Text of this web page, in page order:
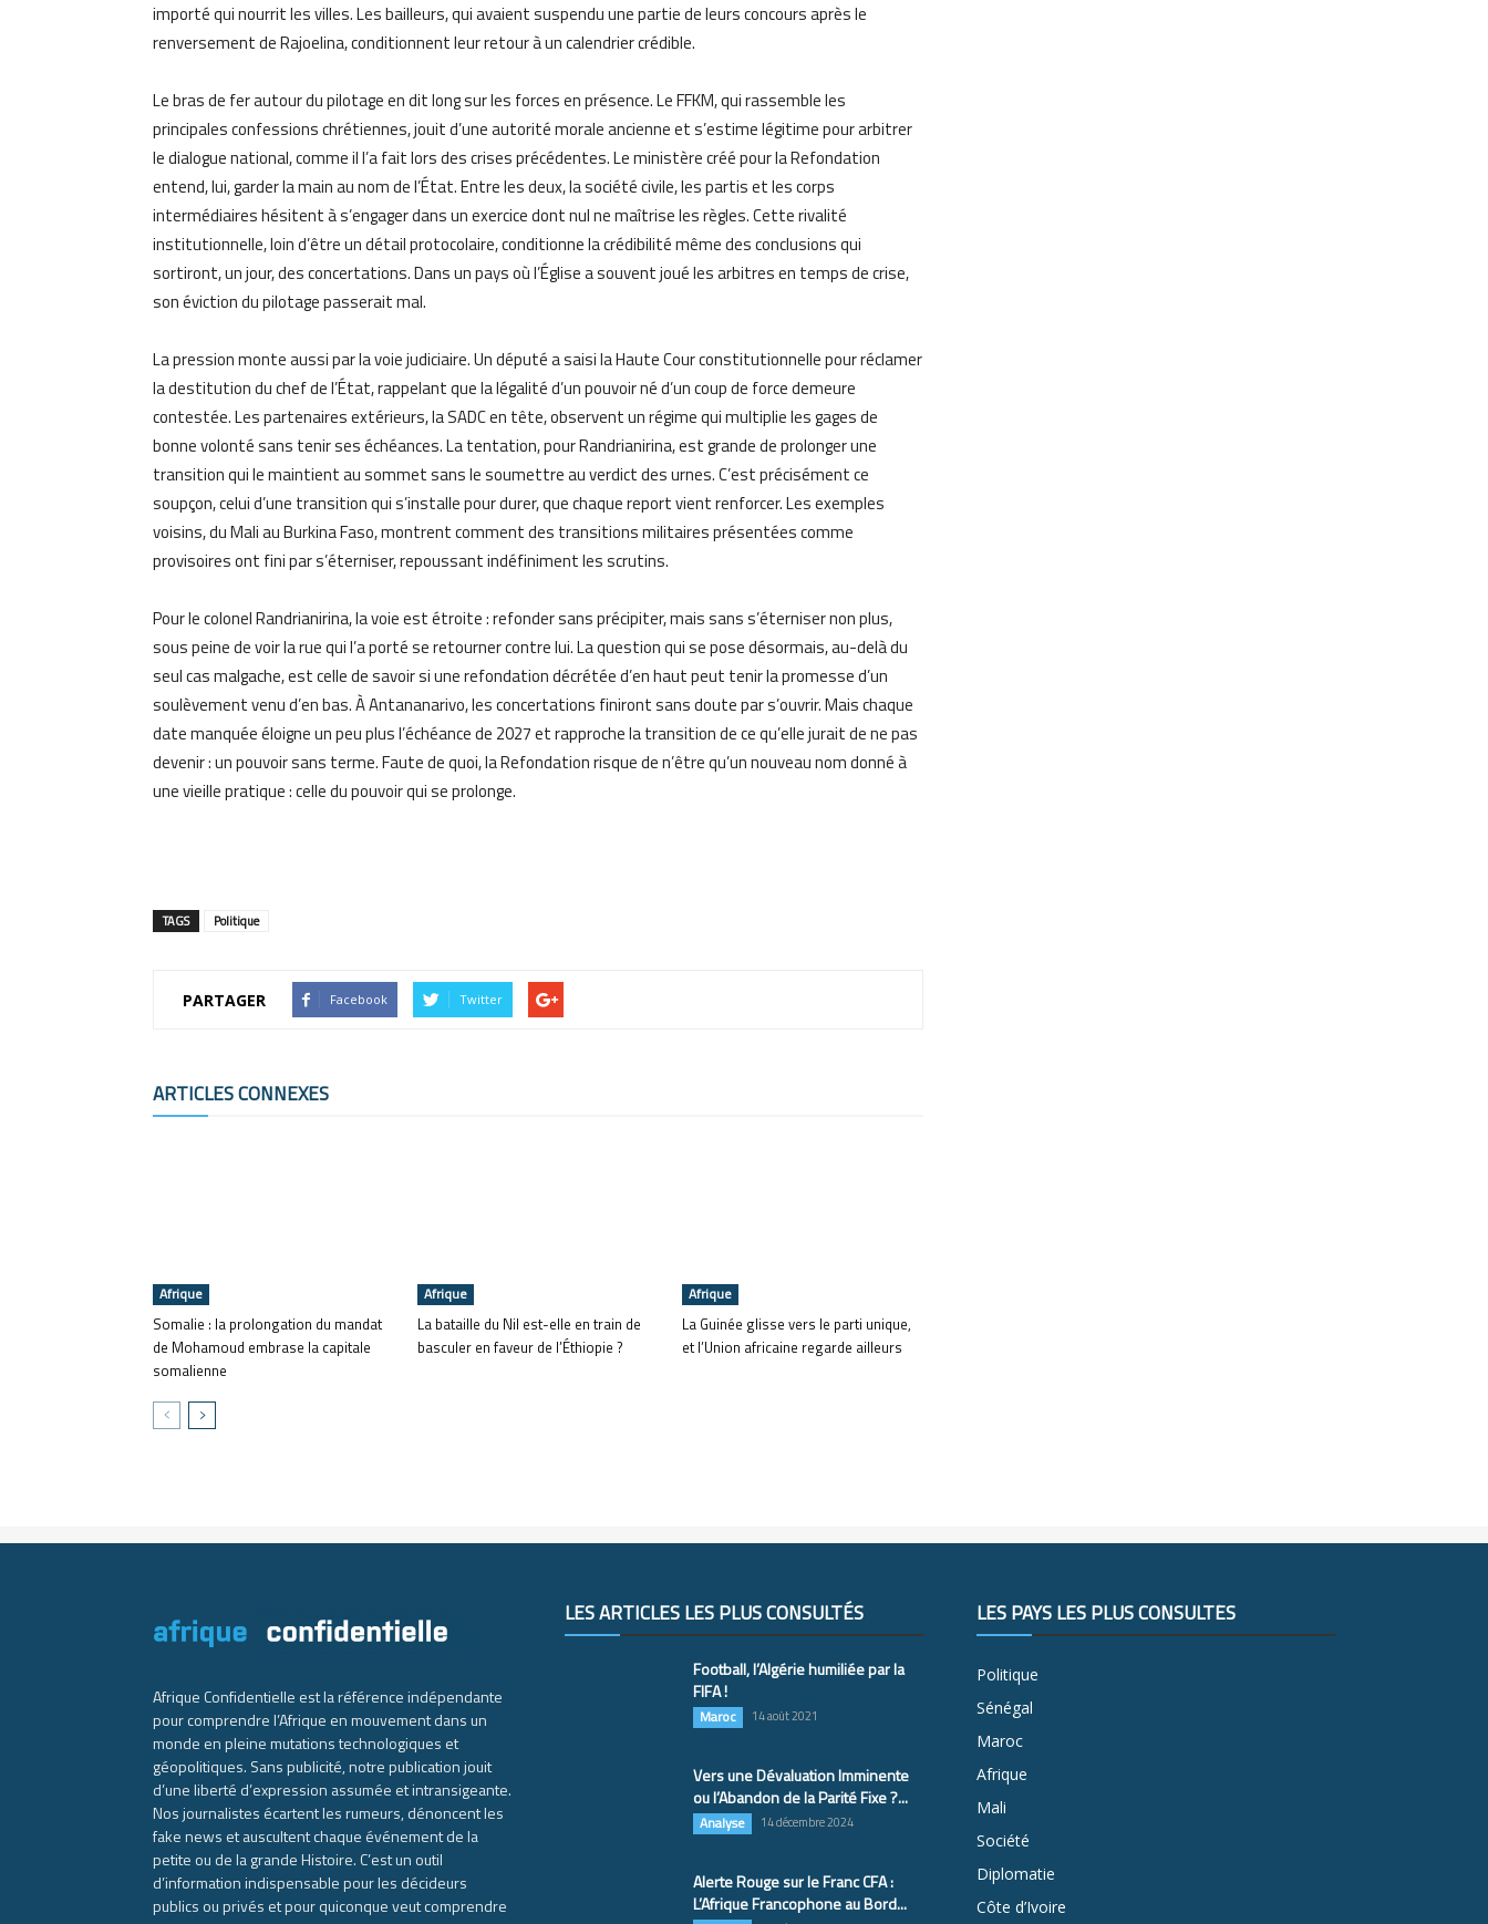
importé qui nourrit les villes. Les bailleurs, qui avaient suspendu une partie de leurs concours après le
renversement de Rajoelina, conditionnent leur retour à un calendrier crédible.
Le bras de fer autour du pilotage en dit long sur les forces en présence. Le FFKM, qui rassemble les
principales confessions chrétiennes, jouit d’une autorité morale ancienne et s’estime légitime pour arbitrer
le dialogue national, comme il l’a fait lors des crises précédentes. Le ministère créé pour la Refondation
entend, lui, garder la main au nom de l’État. Entre les deux, la société civile, les partis et les corps
intermédiaires hésitent à s’engager dans un exercice dont nul ne maîtrise les règles. Cette rivalité
institutionnelle, loin d’être un détail protocolaire, conditionne la crédibilité même des conclusions qui
sortiront, un jour, des concertations. Dans un pays où l’Église a souvent joué les arbitres en temps de crise,
son éviction du pilotage passerait mal.
La pression monte aussi par la voie judiciaire. Un député a saisi la Haute Cour constitutionnelle pour réclamer
la destitution du chef de l’État, rappelant que la légalité d’un pouvoir né d’un coup de force demeure
contestée. Les partenaires extérieurs, la SADC en tête, observent un régime qui multiplie les gages de
bonne volonté sans tenir ses échéances. La tentation, pour Randrianirina, est grande de prolonger une
transition qui le maintient au sommet sans le soumettre au verdict des urnes. C’est précisément ce
soupçon, celui d’une transition qui s’installe pour durer, que chaque report vient renforcer. Les exemples
voisins, du Mali au Burkina Faso, montrent comment des transitions militaires présentées comme
provisoires ont fini par s’éterniser, repoussant indéfiniment les scrutins.
Pour le colonel Randrianirina, la voie est étroite : refonder sans précipiter, mais sans s’éterniser non plus,
sous peine de voir la rue qui l’a porté se retourner contre lui. La question qui se pose désormais, au-delà du
seul cas malgache, est celle de savoir si une refondation décrétée d’en haut peut tenir la promesse d’un
soulèvement venu d’en bas. À Antananarivo, les concertations finiront sans doute par s’ouvrir. Mais chaque
date manquée éloigne un peu plus l’échéance de 2027 et rapproche la transition de ce qu’elle jurait de ne pas
devenir : un pouvoir sans terme. Faute de quoi, la Refondation risque de n’être qu’un nouveau nom donné à
une vieille pratique : celle du pouvoir qui se prolonge.
TAGS Politique
PARTAGER Facebook Twitter
ARTICLES CONNEXES
Afrique
Somalie : la prolongation du mandat
de Mohamoud embrase la capitale
somalienne
Afrique
La bataille du Nil est-elle en train de
basculer en faveur de l’Éthiopie ?
Afrique
La Guinée glisse vers le parti unique,
et l’Union africaine regarde ailleurs
Afrique Confidentielle est la référence indépendante
pour comprendre l’Afrique en mouvement dans un
monde en pleine mutations technologiques et
géopolitiques. Sans publicité, notre publication jouit
d’une liberté d’expression assumée et intransigeante.
Nos journalistes écartent les rumeurs, dénoncent les
fake news et auscultent chaque événement de la
petite ou de la grande Histoire. C’est un outil
d’information indispensable pour les décideurs
publics ou privés et pour quiconque veut comprendre
LES ARTICLES LES PLUS CONSULTÉS
Football, l’Algérie humiliée par la
FIFA !
Maroc 14 août 2021
Vers une Dévaluation Imminente
ou l’Abandon de la Parité Fixe ?...
Analyse 14 décembre 2024
Alerte Rouge sur le Franc CFA :
L’Afrique Francophone au Bord...
LES PAYS LES PLUS CONSULTÉS
Politique
Sénégal
Maroc
Afrique
Mali
Société
Diplomatie
Côte d’Ivoire